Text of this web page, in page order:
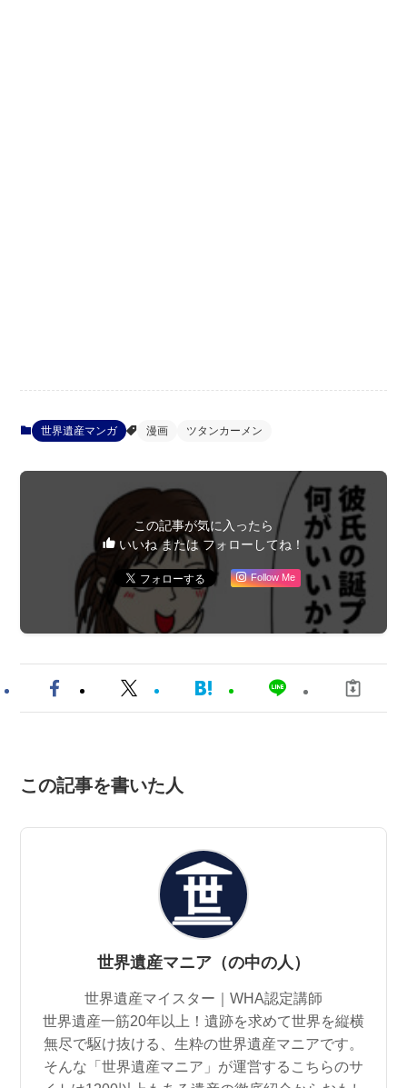
世界遺産マンガ 漫画 ツタンカーメン
この記事が気に入ったら
いいね または フォローしてね！
Follow Me
この記事を書いた人
世界遺産マニア（の中の人）
世界遺産マイスター｜WHA認定講師
世界遺産一筋20年以上！遺跡を求めて世界を縦横
無尽で駆け抜ける、生粋の世界遺産マニアです。
そんな「世界遺産マニア」が運営するこちらのサ